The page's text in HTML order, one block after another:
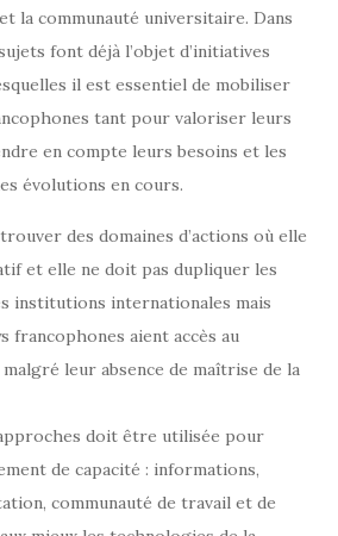
la communauté universitaire. Dans
font déjà l’objet d’initiatives
il est essentiel de mobiliser
tant pour valoriser leurs
en compte leurs besoins et les
évolutions en cours.
des domaines d’actions où elle
et elle ne doit pas dupliquer les
institutions internationales mais
francophones aient accès au
leur absence de maîtrise de la
doit être utilisée pour
de capacité : informations,
communauté de travail et de